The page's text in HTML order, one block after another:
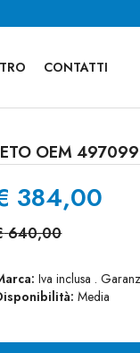
CONTATTI
OEM
384,00
640,00
Iva inclusa .
Media